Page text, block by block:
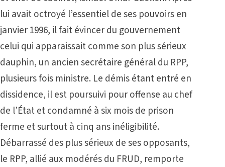
lui avait octroyé l’essentiel de ses pouvoirs en
janvier 1996, il fait évincer du gouvernement
celui qui apparaissait comme son plus sérieux
dauphin, un ancien secrétaire général du RPP,
plusieurs fois ministre. Le démis étant entré en
dissidence, il est poursuivi pour offense au chef
de l’État et condamné à six mois de prison
ferme et surtout à cinq ans inéligibilité.
Débarrassé des plus sérieux de ses opposants,
le RPP, allié aux modérés du FRUD, remporte